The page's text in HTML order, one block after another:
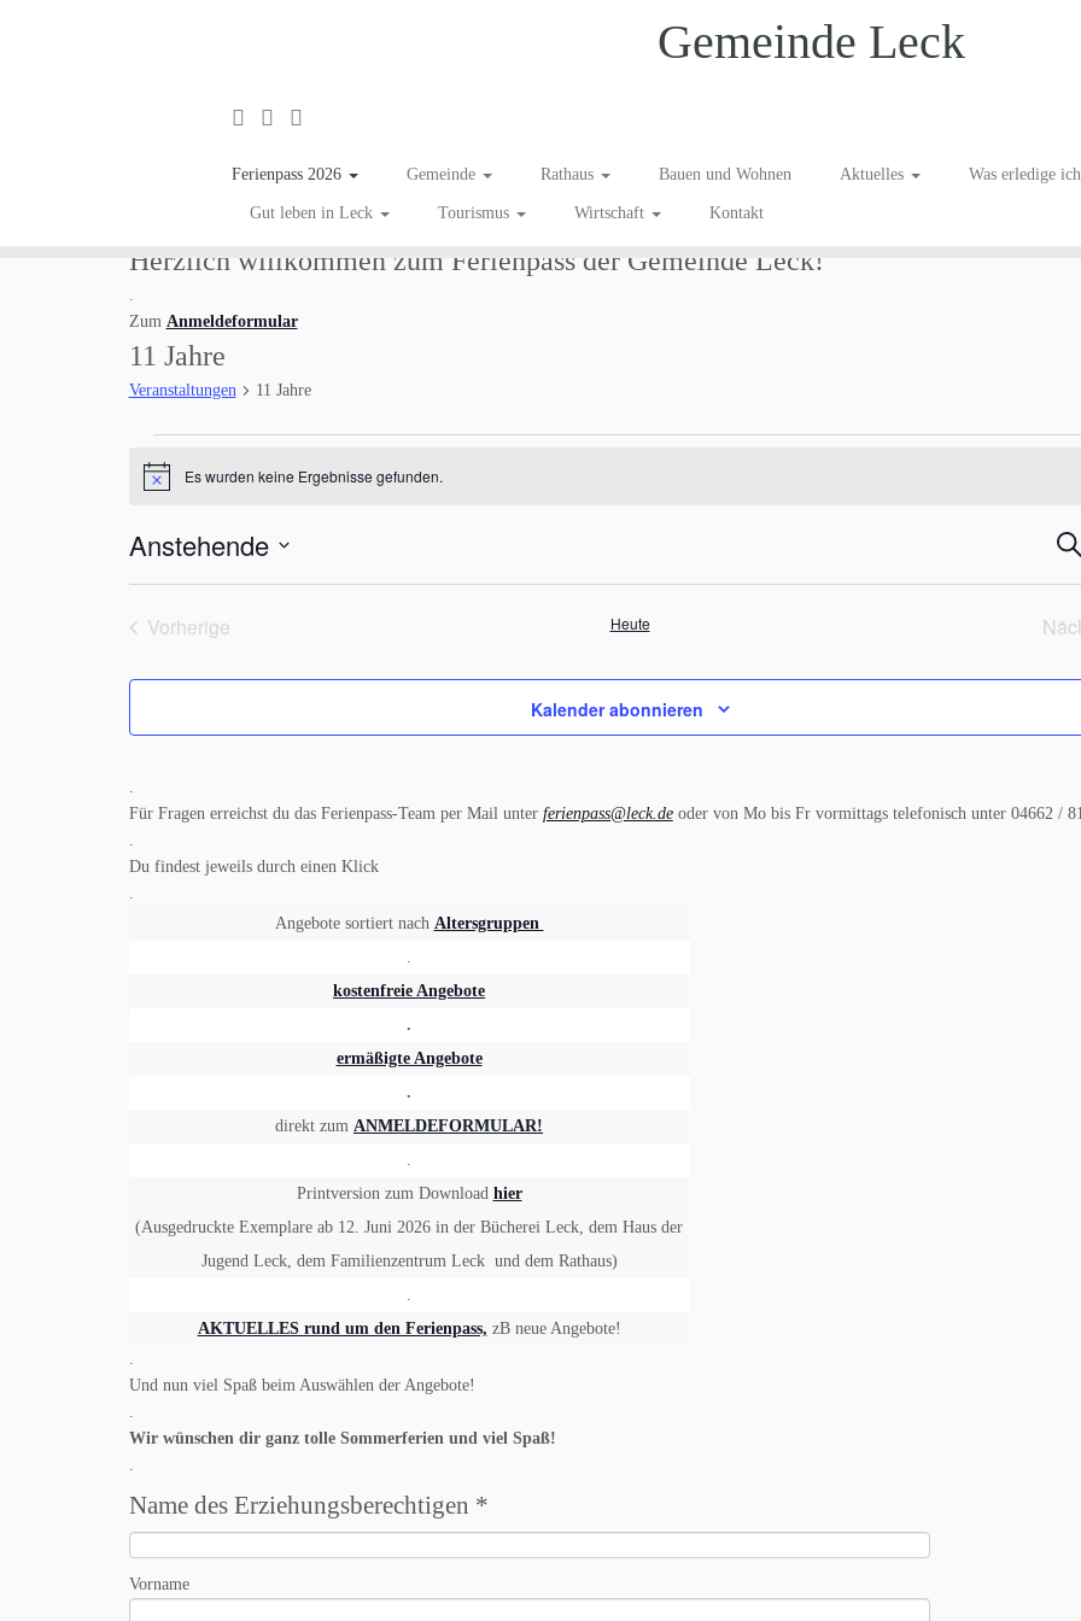
Gemeinde Leck
Ferienpass 2026 Gemeinde Rathaus Bauen und Wohnen Aktuelles Was erledige
Gut leben in Leck Tourismus Wirtschaft Kontakt
Herzlich willkommen zum Ferienpass der Gemeinde Leck!
.
Zum Anmeldeformular
11 Jahre
Veranstaltungen 11 Jahre
Veranstaltungen
H
w
e
i
Es wurden keine Ergebnisse gefunden.
V
e
r
a
n
S
c
e
Anstehende
t
m
ä
l
e
n
.
Vorherige
Heute
Kalender abonnieren
.
Für Fragen erreichst du das Ferienpass-Team per Mail unter ferienpass@leck.deoder von Mo bis Fr vormittags telefonisch unter 04662 /
.
Du findest jeweils durch einen Klick
.
Angebote sortiert nach Altersgruppen
.
kostenfreie Angebote
.
ermäßigte Angebote
.
direkt zum ANMELDEFORMULAR!
.
Printversion zum Download hier
(Ausgedruckte Exemplare ab 12. Juni 2026 in der Bücherei Leck, dem Haus der
Jugend Leck, dem Familienzentrum Leck und dem Rathaus)
.
AKTUELLES rund um den Ferienpass, zB neue Angebote!
.
Und nun viel Spaß beim Auswählen der Angebote!
.
Wir wünschen dir ganz tolle Sommerferien und viel Spaß!
.
Name des Erziehungsberechtigen *
Vorname